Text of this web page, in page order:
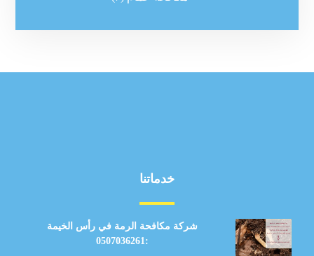
خدماتنا
شركة مكافحة الرمة في رأس الخيمة
:0507036261